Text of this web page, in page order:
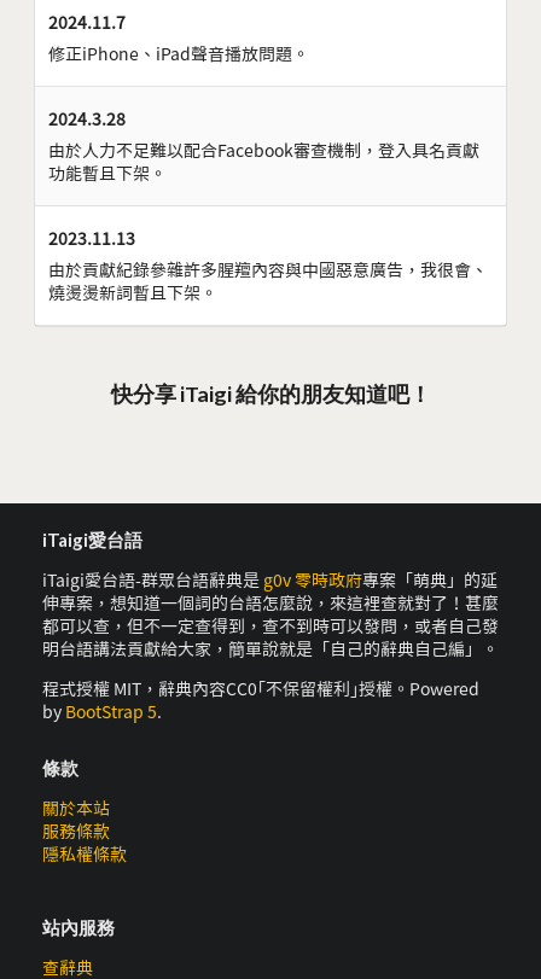
2024.11.7
修正iPhone、iPad聲音播放問題。
2024.3.28
由於人力不足難以配合Facebook審查機制，登入具名貢獻
功能暫且下架。
2023.11.13
由於貢獻紀錄參雜許多腥羶內容與中國惡意廣告，我很會、
燒燙燙新詞暫且下架。
快分享 iTaigi 給你的朋友知道吧！
iTaigi愛台語
iTaigi愛台語-群眾台語辭典是 g0v 零時政府專案「萌典」的延
伸專案，想知道一個詞的台語怎麼說，來這裡查就對了！甚麼
都可以查，但不一定查得到，查不到時可以發問，或者自己發
明台語講法貢獻給大家，簡單說就是「自己的辭典自己編」。
程式授權 MIT，辭典內容CC0｢不保留權利｣授權。Powered
by BootStrap 5.
條款
關於本站
服務條款
隱私權條款
站內服務
查辭典